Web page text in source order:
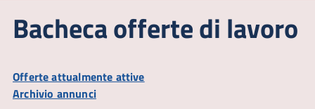
-13.00 / 14.00-17.00
Bacheca offerte di lavoro
Offerte attualmente attive
Archivio annunci